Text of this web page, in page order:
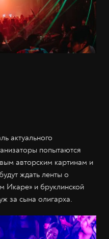
актуального
попытаются
авторским картинам и
ждать ленты о
Икаре» и бруклинской
за сына олигарха.